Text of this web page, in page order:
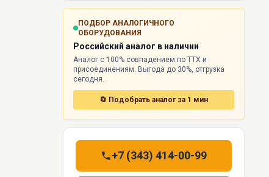
ПОДБОР АНАЛОГИЧНОГО
ОБОРУДОВАНИЯ
Российский аналог в наличии
Аналог с 100% совпадением по ТТХ и
присоединениям. Выгода до 30%, отгрузка
сегодня.
🔄 Подобрать аналог за 1 мин
+7 (343) 414-00-99